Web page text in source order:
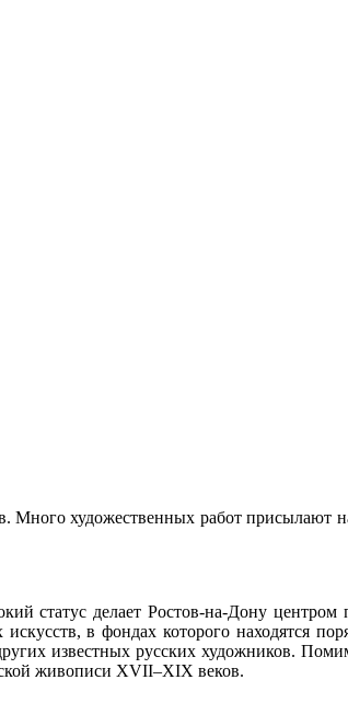
Много художественных работ присылают
статус делает Ростов-на-Дону
в фондах которого находятся
известных русских художников.
живописи XVII–XIX веков.